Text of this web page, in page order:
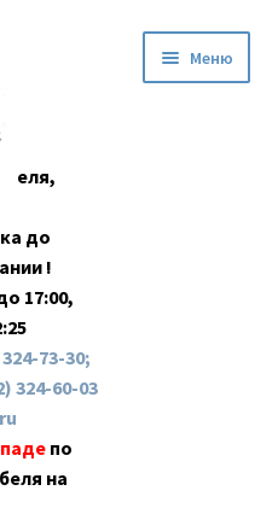
до
!
17:00,
73-30;
324-60-03
по
на
Меню